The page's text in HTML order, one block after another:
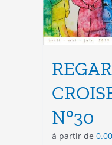
N°30
à partir de 0.00